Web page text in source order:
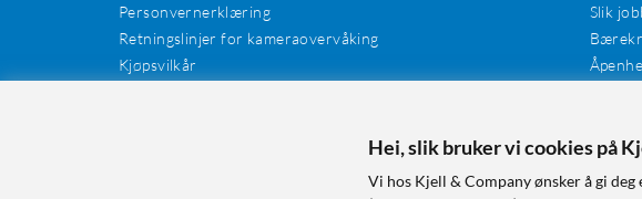
Personvernerklæring
Retningslinjer for kameraovervåking
Kjøpsvilkår
Slik
Hei, slik bruker vi cookies på
Vi hos Kjell & Company ønsker å gi